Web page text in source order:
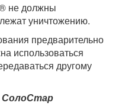
не должны
уничтожению.
предварительно
использоваться
другому
СолоСтар